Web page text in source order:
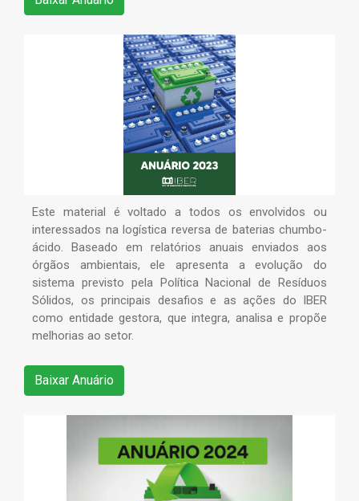
Este material é voltado a todos os envolvidos ou
interessados na logística reversa de baterias chumbo-
ácido. Baseado em relatórios anuais enviados aos
órgãos ambientais, ele apresenta a evolução do
sistema previsto pela Política Nacional de Resíduos
Sólidos, os principais desafios e as ações do IBER
como entidade gestora, que integra, analisa e propõe
melhorias ao setor.
Baixar Anuário